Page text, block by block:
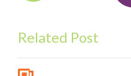
Related Post